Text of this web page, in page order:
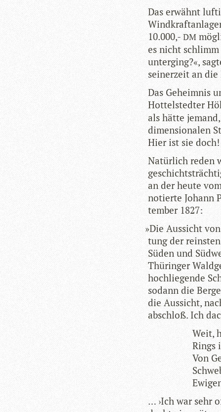
Das erwähnt
10.000,- DM
es nicht
unter­ging?«,
sei­ner­zeit an
Das Geheim­nis
Hot­tel­sted­ter
als hätte
di­men­sio­na­len
Hier ist sie
Natür­lich reden
an der heute
notierte Johann
tem­ber 1827:
»Die Aus­sicht
tung der
Süden und
Thü­rin­ger
hoch­lie­gende
sodann die
die Aus­sicht,
abschloß. Ich
Weit,
Rings
Von
… ›Ich war sehr